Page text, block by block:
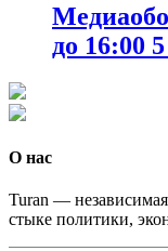
до 16:00
О нас
Turan —
стыке политики,